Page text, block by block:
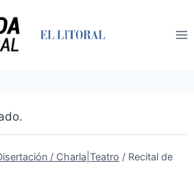
/ Charla|Teatro / Recital de